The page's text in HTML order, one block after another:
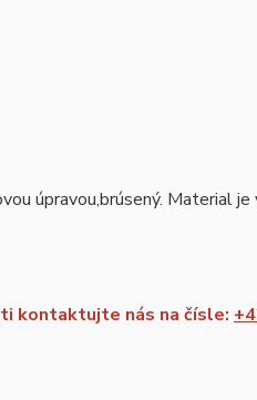
úpravou,brúsený. Material
kontaktujte nás na čísle: